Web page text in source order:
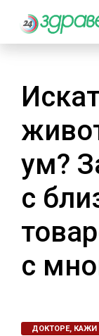
ум?
с
с
ДОКТОРЕ, КАЖИ